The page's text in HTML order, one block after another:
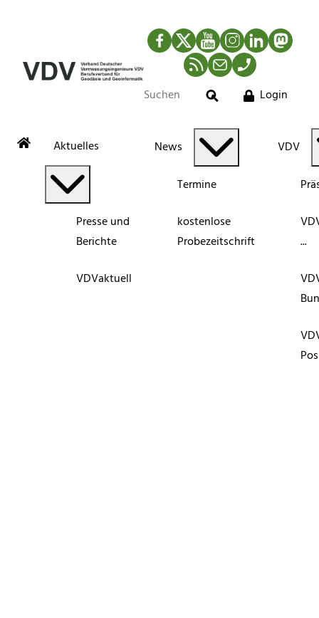
Facebook
TwitterYouTubeInstagram
LinkedIn
RSS-Newsfeed
MailTelefon
Suche
Login
Aktuelles
Presse und
Berichte
VDVaktuell
News
Termine
kostenlose
Probezeitschrift
VDV
...